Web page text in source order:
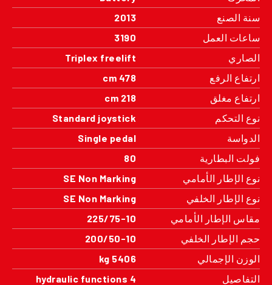
سنة الصنع
2013
ساعات العمل
3190
الصاري
Triplex freelift
ارتفاع الرفع
478 cm
ارتفاع مغلق
218 cm
نوع التحكم
Standard joystick
الدواسة
Single pedal
فولت البطارية
80
نوع الإطار الأمامي
SE Non Marking
نوع الإطار الخلفي
SE Non Marking
مقاس الإطار الأمامي
225/75-10
حجم الإطار الخلفي
200/50-10
الوزن الإجمالي
5406 kg
التفاصيل
4 hydraulic functions